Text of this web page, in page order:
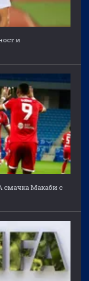
и
Макаби с